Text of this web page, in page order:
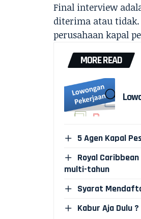
Final interview
diterima atau
perusahaan kapal
MORE READ
5 Agen Kapal
Royal
multi-tahun
Syarat
Kabur Aja Dulu